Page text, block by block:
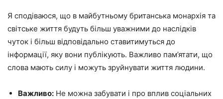
Я сподіваюся, що в майбутньому британська монархія та
світське життя будуть більш уважними до наслідків
чуток і більш відповідально ставитимуться до
інформації, яку вони публікують. Важливо пам’ятати, що
слова мають силу і можуть зруйнувати життя людини.
Важливо: Не можна забувати і про вплив соціальних